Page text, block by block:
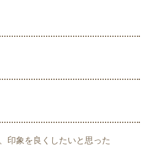
印象を良くしたいと思った